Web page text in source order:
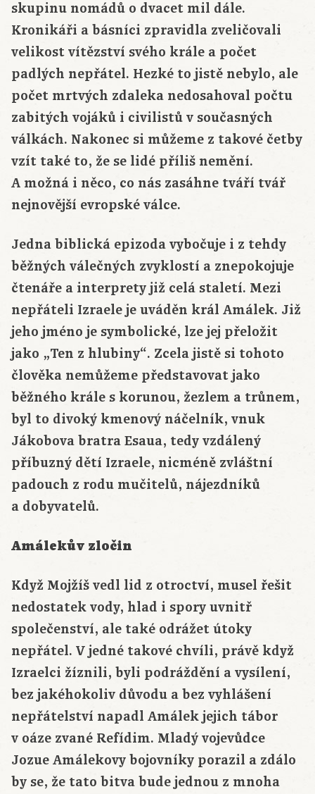
skupinu nomádů o dvacet mil dále.
Kronikáři a básníci zpravidla zveličovali
velikost vítězství svého krále a počet
padlých nepřátel. Hezké to jistě nebylo, ale
počet mrtvých zdaleka nedosahoval počtu
zabitých vojáků i civilistů v současných
válkách. Nakonec si můžeme z takové četby
vzít také to, že se lidé příliš nemění.
A možná i něco, co nás zasáhne tváří tvář
nejnovější evropské válce.
Jedna biblická epizoda vybočuje i z tehdy
běžných válečných zvyklostí a znepokojuje
čtenáře a interprety již celá staletí. Mezi
nepřáteli Izraele je uváděn král Amálek. Již
jeho jméno je symbolické, lze jej přeložit
jako „Ten z hlubiny“. Zcela jistě si tohoto
člověka nemůžeme představovat jako
běžného krále s korunou, žezlem a trůnem,
byl to divoký kmenový náčelník, vnuk
Jákobova bratra Esaua, tedy vzdálený
příbuzný dětí Izraele, nicméně zvláštní
padouch z rodu mučitelů, nájezdníků
a dobyvatelů.
Amálekův zločin
Když Mojžíš vedl lid z otroctví, musel řešit
nedostatek vody, hlad i spory uvnitř
společenství, ale také odrážet útoky
nepřátel. V jedné takové chvíli, právě když
Izraelci žíznili, byli podráždění a vysílení,
bez jakéhokoliv důvodu a bez vyhlášení
nepřátelství napadl Amálek jejich tábor
v oáze zvané Refídim. Mladý vojevůdce
Jozue Amálekovy bojovníky porazil a zdálo
by se, že tato bitva bude jednou z mnoha